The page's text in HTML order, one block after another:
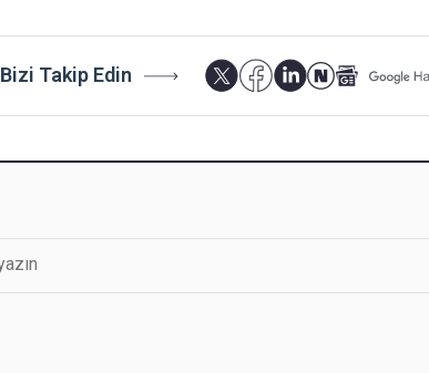
Bizi Takip Edin